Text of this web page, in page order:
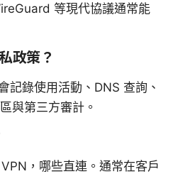
等現代協議通常能
政策？
記錄使用活動、DNS 查詢、
與第三方審計。
，哪些直連。通常在客戶